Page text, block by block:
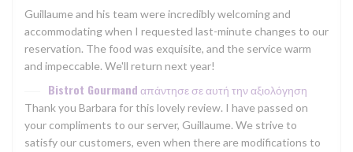
Guillaume and his team were incredibly welcoming and
accommodating when I requested last-minute changes to our
reservation. The food was exquisite, and the service warm
and impeccable. We'll return next year!
Bistrot Gourmandαπάντησε σε αυτή την αξιολόγηση
Thank you Barbara for this lovely review. I have passed on
your compliments to our server, Guillaume. We strive to
satisfy our customers, even when there are modifications to